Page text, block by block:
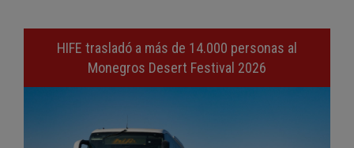
HIFE trasladó a más de 14.000 personas al
Monegros Desert Festival 2026